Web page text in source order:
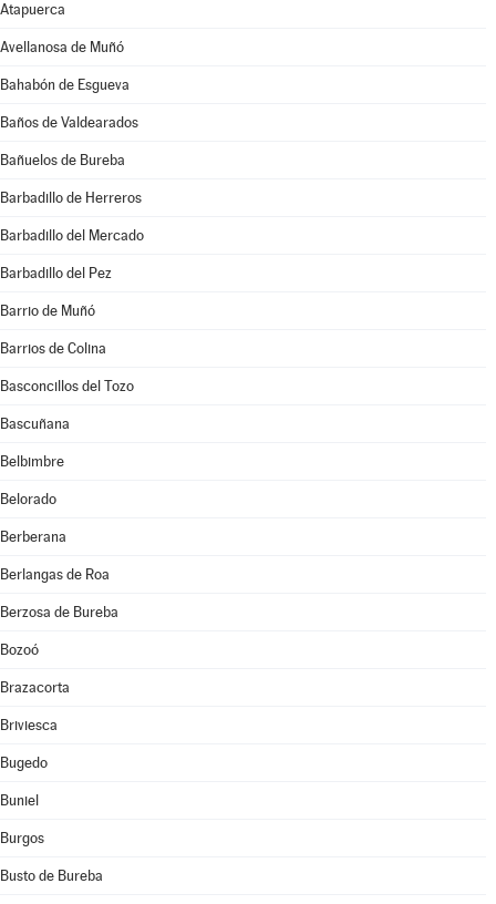
Atapuerca
Avellanosa de Muñó
Bahabón de Esgueva
Baños de Valdearados
Bañuelos de Bureba
Barbadillo de Herreros
Barbadillo del Mercado
Barbadillo del Pez
Barrio de Muñó
Barrios de Colina
Basconcillos del Tozo
Bascuñana
Belbimbre
Belorado
Berberana
Berlangas de Roa
Berzosa de Bureba
Bozoó
Brazacorta
Briviesca
Bugedo
Buniel
Burgos
Busto de Bureba